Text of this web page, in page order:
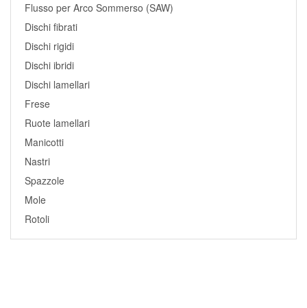
Flusso per Arco Sommerso (SAW)
Dischi fibrati
Dischi rigidi
Dischi ibridi
Dischi lamellari
Frese
Ruote lamellari
Manicotti
Nastri
Spazzole
Mole
Rotoli